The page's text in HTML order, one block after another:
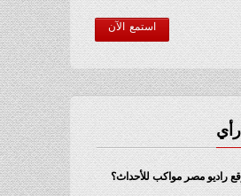
استمع الآن
راديو مصر مواكب للأحداث؟